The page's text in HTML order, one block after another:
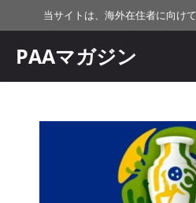
ン
ツ
当サイトは、海外在住者に向け
PAAマガジン